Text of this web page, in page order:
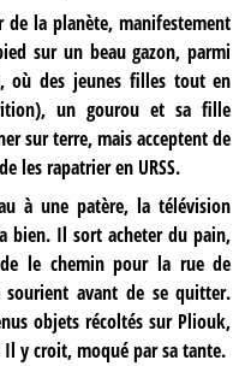
de la planète, manifestement
sur un beau gazon, parmi
où des jeunes filles tout en
un gourou et sa fille
sur terre, mais acceptent de
les rapatrier en URSS.
à une patère, la télévision
bien. Il sort acheter du pain,
le chemin pour la rue de
sourient avant de se quitter.
objets récoltés sur Pliouk,
Il y croit, moqué par sa tante.